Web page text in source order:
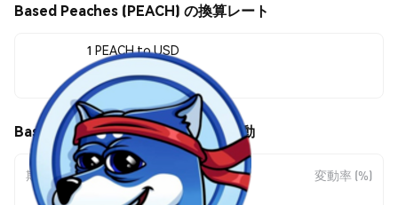
Based Peaches (PEACH) の換算レート
1 PEACH to USD
$0.00006015
Based Peaches (PEACH) の価格変動
期間 金額変動 変動率 (%)